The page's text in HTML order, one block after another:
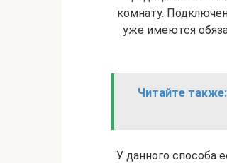
комнату.
уже имеются
Читайте также:
У данного способа